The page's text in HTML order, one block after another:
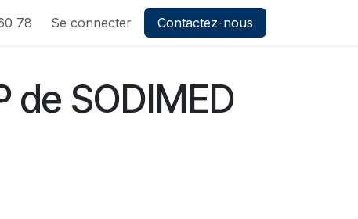
78 Se connecter Contactez-nous
de SODIMED